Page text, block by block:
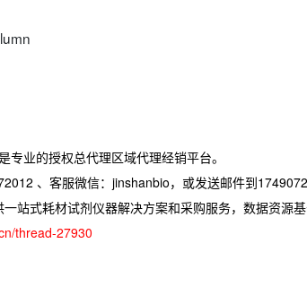
专业的授权总代理区域代理经销平台。
、客服微信：jinshanbio，或发送邮件到
站式耗材试剂仪器解决方案和采购服务，数据资源基
thread-27930